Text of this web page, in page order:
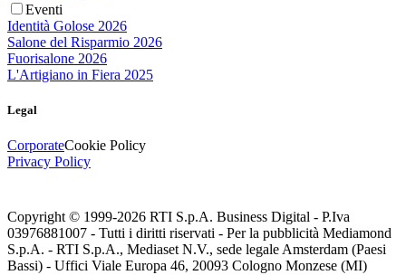
Eventi
Identità Golose 2026
Salone del Risparmio 2026
Fuorisalone 2026
L'Artigiano in Fiera 2025
Legal
CorporateCookie Policy
Privacy Policy
Copyright © 1999-2026 RTI S.p.A. Business Digital - P.Iva
03976881007 - Tutti i diritti riservati - Per la pubblicità Mediamond
S.p.A. - RTI S.p.A., Mediaset N.V., sede legale Amsterdam (Paesi
Bassi) - Uffici Viale Europa 46, 20093 Cologno Monzese (MI)